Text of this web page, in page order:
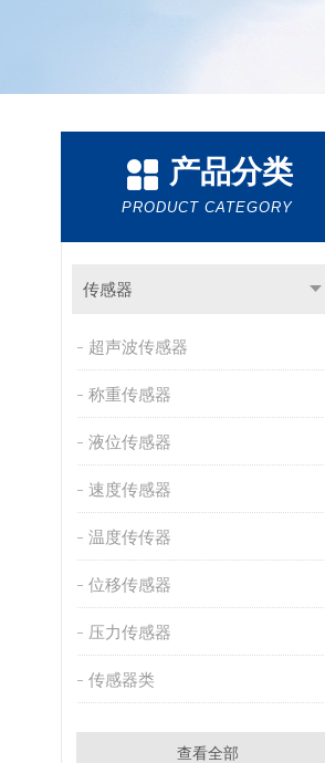
产品分类
PRODUCT CATEGORY
传感器
超声波传感器
称重传感器
液位传感器
速度传感器
温度传传器
位移传感器
压力传感器
传感器类
查看全部